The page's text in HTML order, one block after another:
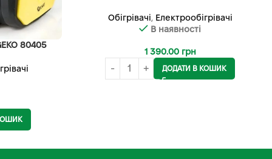
80405
Обігрівачі, Електрообігрівачі
В наявності
1 390.00 грн
ДОДАТИ В КОШИК